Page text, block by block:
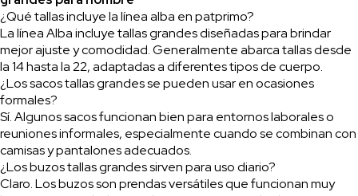
¿Qué tallas incluye la línea alba en patprimo?
La línea Alba incluye tallas grandes diseñadas para brindar
mejor ajuste y comodidad. Generalmente abarca tallas desde
la 14 hasta la 22, adaptadas a diferentes tipos de cuerpo.
¿Los sacos tallas grandes se pueden usar en ocasiones
formales?
Sí. Algunos sacos funcionan bien para entornos laborales o
reuniones informales, especialmente cuando se combinan con
camisas y pantalones adecuados.
¿Los buzos tallas grandes sirven para uso diario?
Claro. Los buzos son prendas versátiles que funcionan muy